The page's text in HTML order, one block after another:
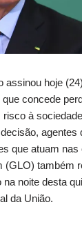
assinou hoje
concede
à
agentes
que atuam nas
(GLO) também
noite desta
da União.